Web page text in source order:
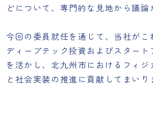
どについて、専門的な見地から議論
今回の委員就任を通じて、当社がこ
ディープテック投資およびスター
を活かし、北九州市におけるフィジ
と社会実装の推進に貢献してまいり